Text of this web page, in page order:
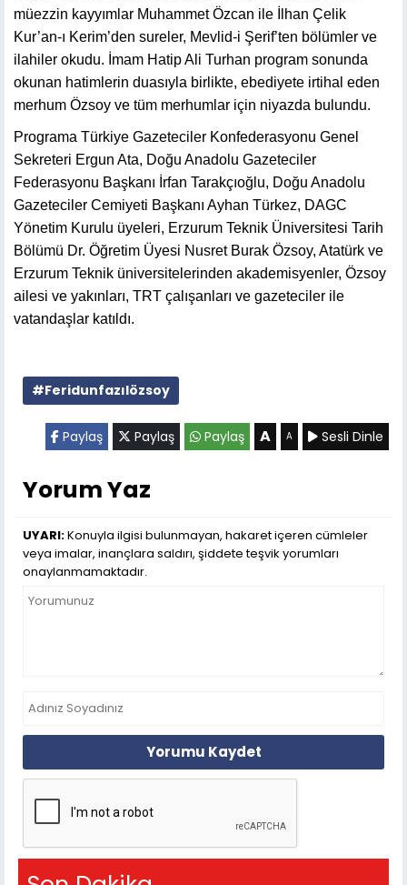
müezzin kayyımlar Muhammet Özcan ile İlhan Çelik
Kur’an-ı Kerim’den sureler, Mevlid-i Şerif’ten bölümler ve
ilahiler okudu. İmam Hatip Ali Turhan program sonunda
okunan hatimlerin duasıyla birlikte, ebediyete irtihal eden
merhum Özsoy ve tüm merhumlar için niyazda bulundu.
Programa Türkiye Gazeteciler Konfederasyonu Genel
Sekreteri Ergun Ata, Doğu Anadolu Gazeteciler
Federasyonu Başkanı İrfan Tarakçıoğlu, Doğu Anadolu
Gazeteciler Cemiyeti Başkanı Ayhan Türkez, DAGC
Yönetim Kurulu üyeleri, Erzurum Teknik Üniversitesi Tarih
Bölümü Dr. Öğretim Üyesi Nusret Burak Özsoy, Atatürk ve
Erzurum Teknik üniversitelerinden akademisyenler, Özsoy
ailesi ve yakınları, TRT çalışanları ve gazeteciler ile
vatandaşlar katıldı.
#Feridunfazılözsoy
Paylaş Paylaş Paylaş A A Sesli Dinle
Yorum Yaz
UYARI:Konuyla ilgisi bulunmayan, hakaret içeren cümleler
veya imalar, inançlara saldırı, şiddete teşvik yorumları
onaylanmamaktadır.
Yorumu Kaydet